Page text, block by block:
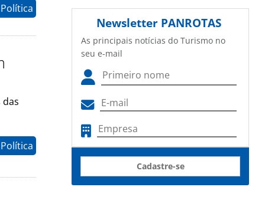
das
Newsletter PANROTAS
As principais notícias do Turismo no
seu e-mail
Cadastre-se